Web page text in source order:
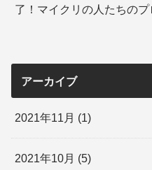
了！マイクリの人たちの
アーカイブ
2021年11月 (1)
2021年10月 (5)